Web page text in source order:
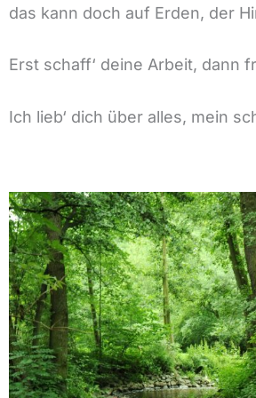
das kann doch auf Erden, der
Erst schaff‘ deine Arbeit, dann
Ich lieb‘ dich über alles, mein